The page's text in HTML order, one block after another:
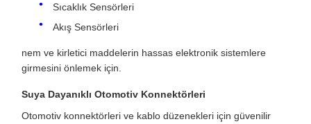
Sıcaklık Sensörleri
Akış Sensörleri
nem ve kirletici maddelerin hassas elektronik sistemlere
girmesini önlemek için.
Suya Dayanıklı Otomotiv Konnektörleri
Otomotiv konnektörleri ve kablo düzenekleri için güvenilir